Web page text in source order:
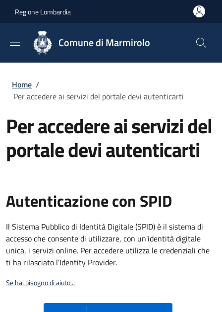
Regione Lombardia
Comune di Marmirolo
Briciole di pane
Home /
Per accedere ai servizi del portale devi autenticarti
Per accedere ai servizi del
portale devi autenticarti
Autenticazione con SPID
Il Sistema Pubblico di Identità Digitale (SPID) è il sistema di
accesso che consente di utilizzare, con un'identità digitale
unica, i servizi online. Per accedere utilizza le credenziali che
ti ha rilasciato l’Identity Provider.
Se hai bisogno di aiuto...